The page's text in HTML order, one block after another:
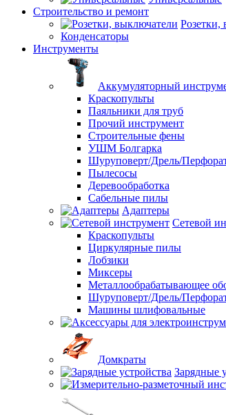
Строительство и ремонт
Розетки,
Конденсаторы
Инструменты
Аккумуляторный
Краскопульты
Паяльники для труб
Прочий инструмент
Строительные фены
УШМ Болгарка
Шуруповерт/Дрель/
Пылесосы
Деревообработка
Сабельные пилы
Адаптеры
Сетевой
Краскопульты
Циркулярные пилы
Лобзики
Миксеры
Металлообрабатывающее
Шуруповерт/Дрель/
Машины шлифовальные
Домкраты
Зарядные